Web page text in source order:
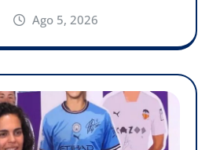
Ago 5, 2026